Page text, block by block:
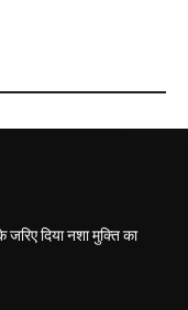
दिया नशा मुक्ति का